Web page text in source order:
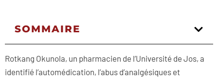
SOMMAIRE
Rotkang Okunola, un pharmacien de l’Université de Jos, a
identifié l’automédication, l’abus d’analgésiques et